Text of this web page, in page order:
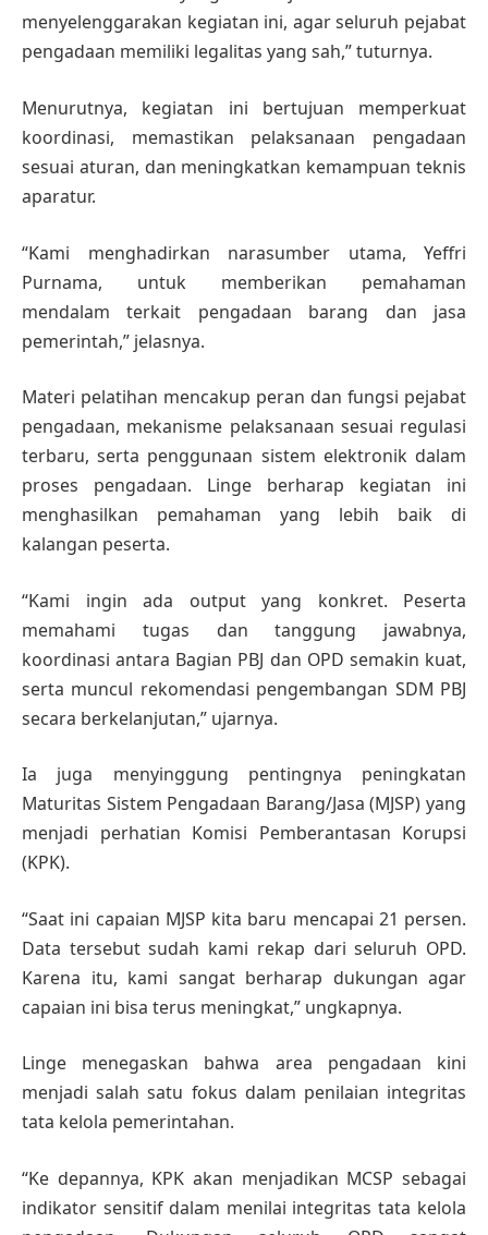
menyelenggarakan kegiatan ini, agar seluruh pejabat
pengadaan memiliki legalitas yang sah,” tuturnya.
Menurutnya, kegiatan ini bertujuan memperkuat
koordinasi, memastikan pelaksanaan pengadaan
sesuai aturan, dan meningkatkan kemampuan teknis
aparatur.
“Kami menghadirkan narasumber utama, Yeffri
Purnama, untuk memberikan pemahaman
mendalam terkait pengadaan barang dan jasa
pemerintah,” jelasnya.
Materi pelatihan mencakup peran dan fungsi pejabat
pengadaan, mekanisme pelaksanaan sesuai regulasi
terbaru, serta penggunaan sistem elektronik dalam
proses pengadaan. Linge berharap kegiatan ini
menghasilkan pemahaman yang lebih baik di
kalangan peserta.
“Kami ingin ada output yang konkret. Peserta
memahami tugas dan tanggung jawabnya,
koordinasi antara Bagian PBJ dan OPD semakin kuat,
serta muncul rekomendasi pengembangan SDM PBJ
secara berkelanjutan,” ujarnya.
Ia juga menyinggung pentingnya peningkatan
Maturitas Sistem Pengadaan Barang/Jasa (MJSP) yang
menjadi perhatian Komisi Pemberantasan Korupsi
(KPK).
“Saat ini capaian MJSP kita baru mencapai 21 persen.
Data tersebut sudah kami rekap dari seluruh OPD.
Karena itu, kami sangat berharap dukungan agar
capaian ini bisa terus meningkat,” ungkapnya.
Linge menegaskan bahwa area pengadaan kini
menjadi salah satu fokus dalam penilaian integritas
tata kelola pemerintahan.
“Ke depannya, KPK akan menjadikan MCSP sebagai
indikator sensitif dalam menilai integritas tata kelola